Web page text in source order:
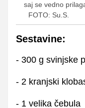
saj se vedno
FOTO: Su.S.
Sestavine:
- 300 g svinjske
- 2 kranjski
- 1 velika čebula